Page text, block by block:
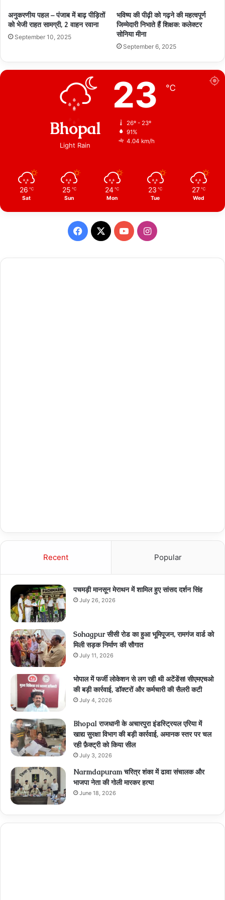
अनुकरणीय पहल – पंजाब में बाढ़ पीड़ितों
को भेजी राहत सामग्री, 2 वाहन रवाना
September 10, 2025
भविष्य की पीढ़ी को गढ़ने की महत्वपूर्ण
जिम्मेदारी निभाते हैं शिक्षक: कलेक्टर
सोनिया मीना
September 6, 2025
Bhopal
Light Rain
23 ℃
26º - 23º
91%
4.04 km/h
26 ℃
Sat
25 ℃
Sun
24 ℃
Mon
23 ℃
Tue
27 ℃
Wed
Facebook
X YouTubeInstagram
Recent Popular
पचमड़ी मानसून मेराथन में शामिल हुए सांसद दर्शन सिंह
July 26, 2026
Sohagpur सीसी रोड का हुआ भूमिपूजन, रामगंज वार्ड को
मिली सड़क निर्माण की सौगात
July 11, 2026
भोपाल में फर्जी लोकेशन से लग रही थी अटेंडेंस! सीएमएचओ
की बड़ी कार्रवाई, डॉक्टरों और कर्मचारी की सैलरी कटी
July 4, 2026
Bhopal राजधानी के अचारपुरा इंडस्ट्रियल एरिया में
खाद्य सुरक्षा विभाग की बड़ी कार्रवाई, अमानक स्तर पर चल
रही फ़ैक्ट्री को किया सील
July 3, 2026
Narmdapuram चरित्र शंका में ढावा संचालक और
भाजपा नेता की गोली मारकर हत्या
June 18, 2026